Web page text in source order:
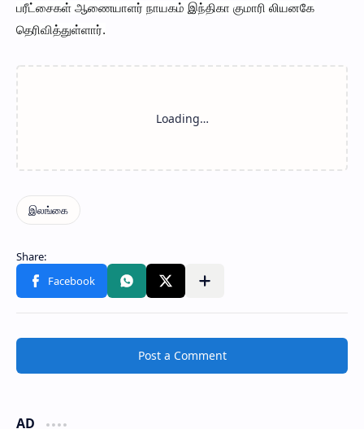
பரீட்சைகள் ஆணையாளர் நாயகம் இந்திகா குமாரி லியனகே
தெரிவித்துள்ளார்.
Post a Comment
AD